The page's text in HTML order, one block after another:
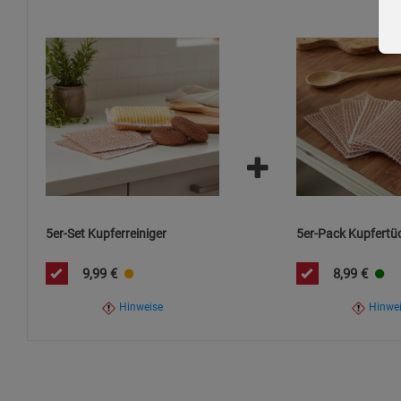
Bitte verwenden Sie die Kupferprodukte
zu schonen. Um Beschädigungen empfindlicher
5er-Set Kupferreiniger
9,99 €
Hinweise
5er-Pack
8,99 €